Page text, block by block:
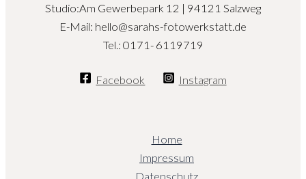
Studio:Am Gewerbepark 12 | 94121 Salzweg
E-Mail: hello@sarahs-fotowerkstatt.de
Tel.: 0171- 6119719
Facebook Instagram
Home
Impressum
Datenschutz